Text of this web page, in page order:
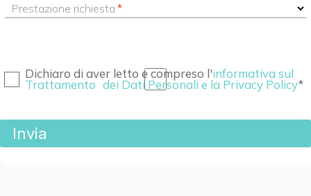
Prestazione richiesta
Dichiaro di aver letto e compreso l'informativa sul
Trattamento dei Dati Personali e la Privacy Policy